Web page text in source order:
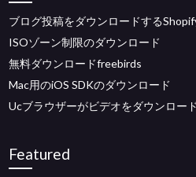
ブログ投稿をダウンロードする
ISOゾーン制限のダウンロード
無料ダウンロードfreebirds
Mac用のiOS SDKのダウンロード
Ucブラウザーがビデオをダウンロー
Featured